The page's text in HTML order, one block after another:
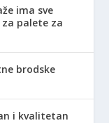
ima sve
palete za
brodske
i kvalitetan